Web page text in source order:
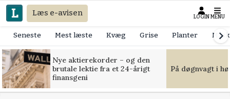
Læs e-avisen LOGIN MENU
Seneste Mest læste Kvæg Grise Planter
Nye aktierekorder – og den
brutale lektie fra et 24-årigt
finansgeni
På døgnvagt i